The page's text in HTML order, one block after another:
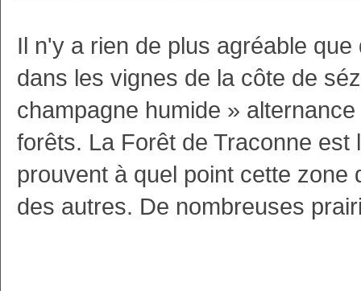
Il n'y a rien de plus agréable
dans les vignes de la côte de
champagne humide »
forêts. La Forêt de Traconne
prouvent à quel point cette
des autres. De nombreuses